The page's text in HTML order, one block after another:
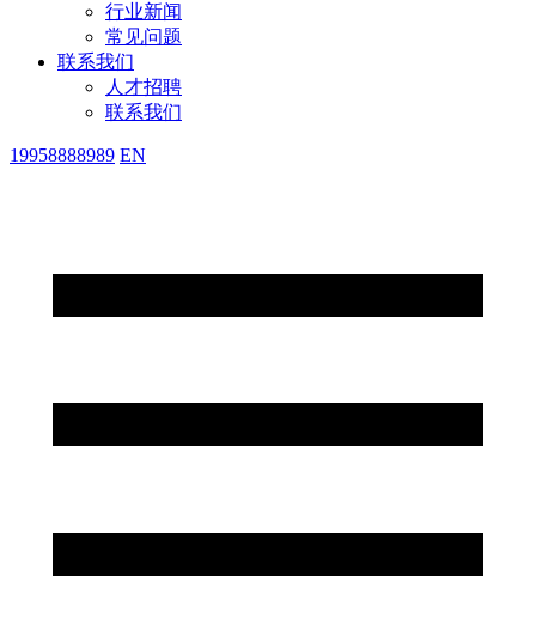
行业新闻
常见问题
联系我们
人才招聘
联系我们
19958888989 EN